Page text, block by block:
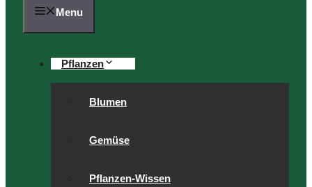
Menu
Pflanzen
Blumen
Gemüse
Pflanzen-Wissen